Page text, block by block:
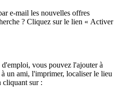
e-mail les nouvelles offres
? Cliquez sur le lien « Activer
vous pouvez l'ajouter à
un ami, l'imprimer, localiser le lieu
cliquant sur :